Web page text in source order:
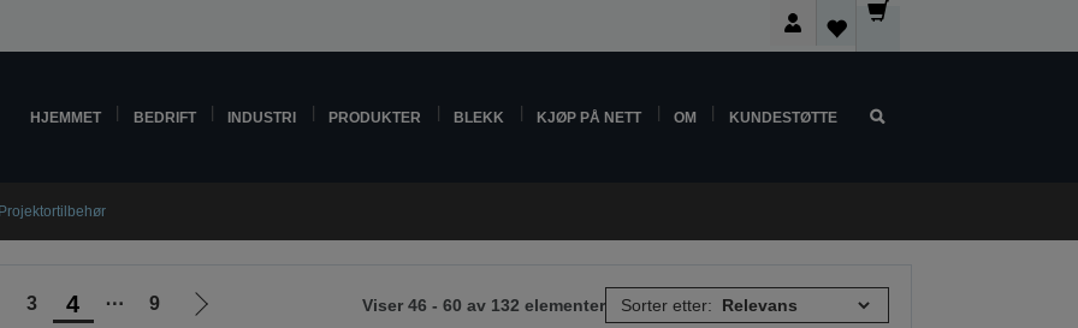
HJEMMET BEDRIFT INDUSTRI PRODUKTER BLEKK KJØP PÅ NETT OM KUNDESTØTTE
Projektortilbehør
3 4 ⋯ 9
Gå
Viser 46 - 60 av 132 elementer Sorter etter: